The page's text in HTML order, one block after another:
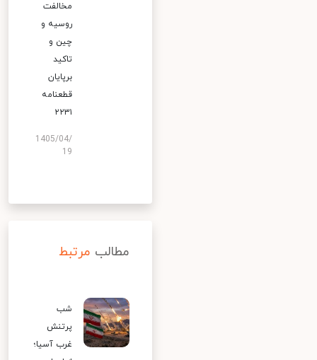
مخالفت
روسیه و
چین و
تاکید
برپایان
قطعنامه
۲۲۳۱
1405/04/
19
مطالب مرتبط
شب
پرتنش
غرب آسیا؛